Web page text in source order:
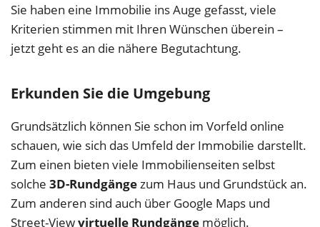
Sie haben eine Immobilie ins Auge gefasst, viele
Kriterien stimmen mit Ihren Wünschen überein –
jetzt geht es an die nähere Begutachtung.
Erkunden Sie die Umgebung
Grundsätzlich können Sie schon im Vorfeld online
schauen, wie sich das Umfeld der Immobilie darstellt.
Zum einen bieten viele Immobilienseiten selbst
solche 3D-Rundgängezum Haus und Grundstück an.
Zum anderen sind auch über Google Maps und
Street-Viewvirtuelle Rundgänge möglich.